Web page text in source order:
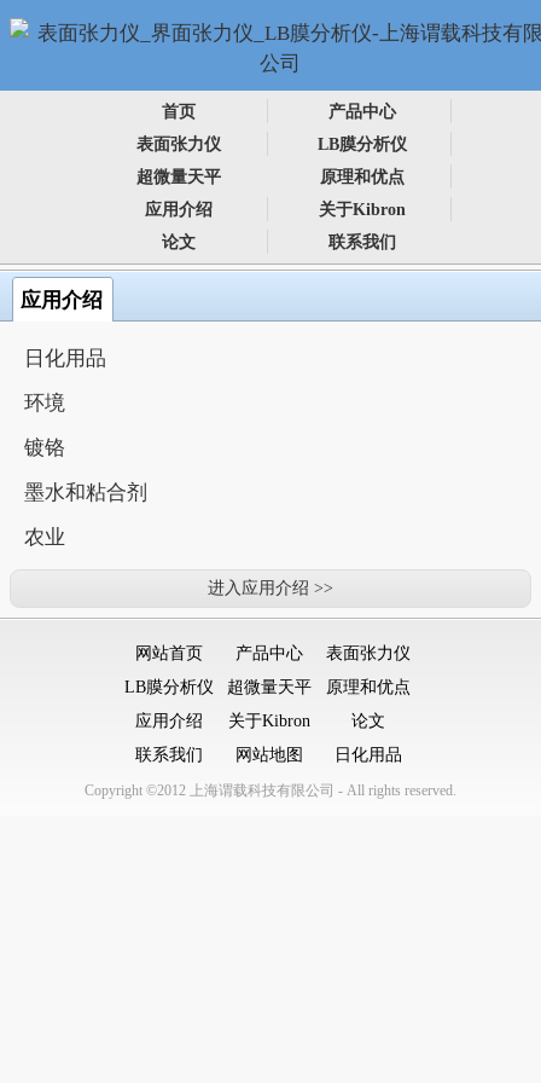
首页
产品中心
表面张力仪
LB膜分析仪
超微量天平
原理和优点
应用介绍
关于Kibron
论文
联系我们
应用介绍
日化用品
环境
镀铬
墨水和粘合剂
农业
进入应用介绍 >>
网站首页 产品中心
表面张力仪
LB膜分析仪
超微量天平
原理和优点
应用介绍
关于Kibron
论文
联系我们
网站地图 日化用品
Copyright ©2012 上海谓载科技有限公司 - All rights reserved.